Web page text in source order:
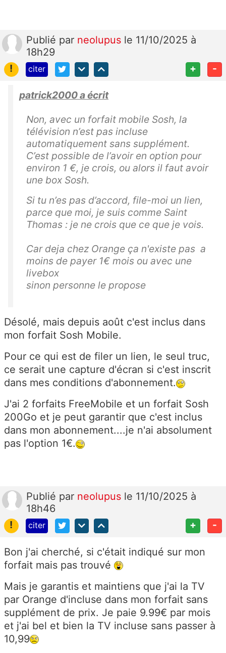
Publié par neolupus le 11/10/2025 à
18h29
!
citer + -
patrick2000 a écrit
Non, avec un forfait mobile Sosh, la
télévision n’est pas incluse
automatiquement sans supplément.
C’est possible de l’avoir en option pour
environ 1 €, je crois, ou alors il faut avoir
une box Sosh.
Si tu n’es pas d’accord, file-moi un lien,
parce que moi, je suis comme Saint
Thomas : je ne crois que ce que je vois.
Car deja chez Orange ça n'existe pas a
moins de payer 1€ mois ou avec une
livebox
sinon personne le propose
Désolé, mais depuis août c'est inclus dans
mon forfait Sosh Mobile.
Pour ce qui est de filer un lien, le seul truc,
ce serait une capture d'écran si c'est inscrit
dans mes conditions d'abonnement.
J'ai 2 forfaits FreeMobile et un forfait Sosh
200Go et je peut garantir que c'est inclus
dans mon abonnement....je n'ai absolument
pas l'option 1€.
Publié par neolupus le 11/10/2025 à
18h46
!
citer + -
Bon j'ai cherché, si c'était indiqué sur mon
forfait mais pas trouvé
Mais je garantis et maintiens que j'ai la TV
par Orange d'incluse dans mon forfait sans
supplément de prix. Je paie 9.99€ par mois
et j'ai bel et bien la TV incluse sans passer à
10,99